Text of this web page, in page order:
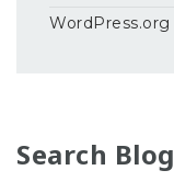
WordPress.org
Search Blog